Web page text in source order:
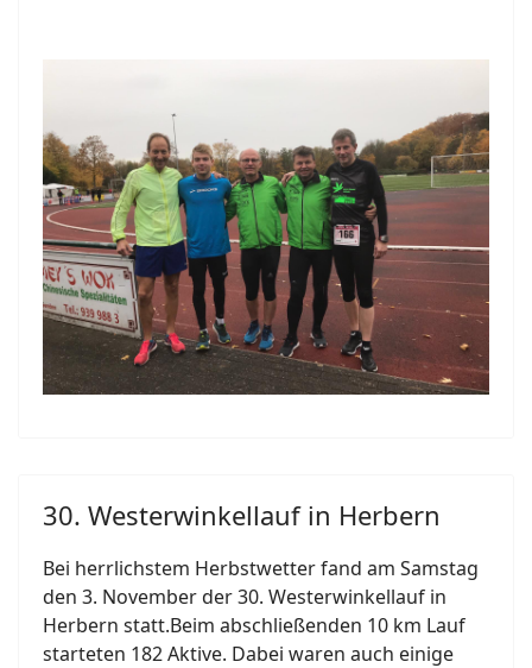
30. Westerwinkellauf in Herbern
Bei herrlichstem Herbstwetter fand am Samstag
den 3. November der 30. Westerwinkellauf in
Herbern statt.Beim abschließenden 10 km Lauf
starteten 182 Aktive. Dabei waren auch einige